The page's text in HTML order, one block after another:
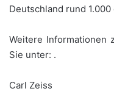
Deutschland rund
Weitere Informationen
Sie unter: .
Carl Zeiss